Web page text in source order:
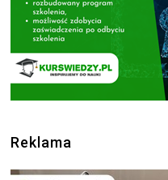
Reklama